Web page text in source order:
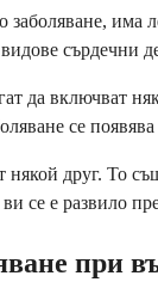
сърдечни
да включват
се
някой друг. То
се е развило
при